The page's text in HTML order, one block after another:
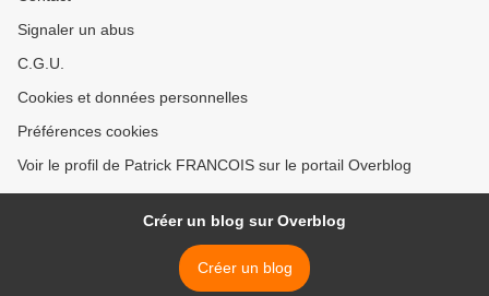
Signaler un abus
C.G.U.
Cookies et données personnelles
Préférences cookies
Voir le profil de Patrick FRANCOIS sur le portail Overblog
Créer un blog sur Overblog
Créer un blog